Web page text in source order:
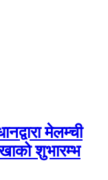
मेलम्ची
शुभारम्भ